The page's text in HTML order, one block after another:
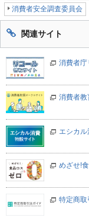
消費者安全調査委員会
関連サイト
消費者
消費者
エシカル
めざせ!
特定商取